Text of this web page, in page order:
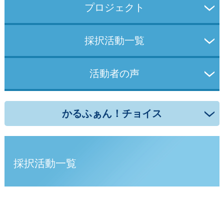
プロジェクト
採択活動一覧
活動者の声
かるふぁん！チョイス
採択活動一覧